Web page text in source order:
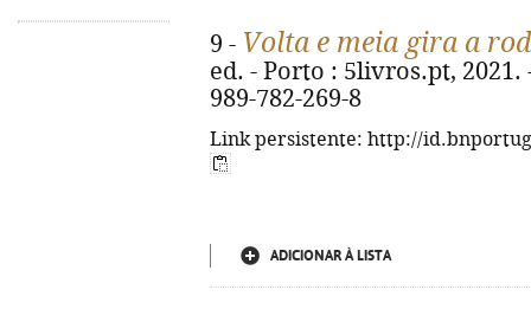
9 - Volta e meia gira a
ed. - Porto : 5livros.pt, 2021.
989-782-269-8
Link persistente: http://
ADICIONAR À LISTA